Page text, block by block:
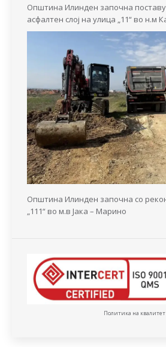
Општина Илинден започна
асфалтен слој на улица „11“ во н.м
Општина Илинден започна со
„111“ во м.в Јака – Марино
Политика на квалитет